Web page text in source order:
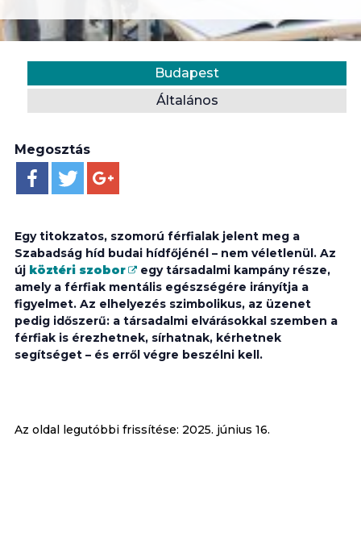
Budapest
Általános
Megosztás
Egy titokzatos, szomorú férfialak jelent meg a
Szabadság híd budai hídfőjénél – nem véletlenül. Az
új köztéri szobor
egy társadalmi kampány része,
amely a férfiak mentális egészségére irányítja a
figyelmet. Az elhelyezés szimbolikus, az üzenet
pedig időszerű: a társadalmi elvárásokkal szemben a
férfiak is érezhetnek, sírhatnak, kérhetnek
segítséget – és erről végre beszélni kell.
Az oldal legutóbbi frissítése: 2025. június 16.